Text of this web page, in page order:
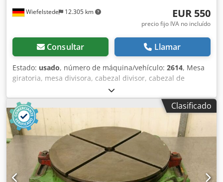
Wiefelstede 12.305 km EUR 550
precio fijo IVA no incluído
Consultar Llamar
Estado: usado, número de máquina/vehículo: 2614, Mesa
giratoria, mesa divisora, cabezal divisor, cabezal de
división -Mesa: Ø 250 mm -Altura: 100 mm -Ranura: 12 mm
-Dimensiones: 320/400/A100 mm Csded D Nfljpfx Ag Doha -
Peso: 33 kg
Clasificado